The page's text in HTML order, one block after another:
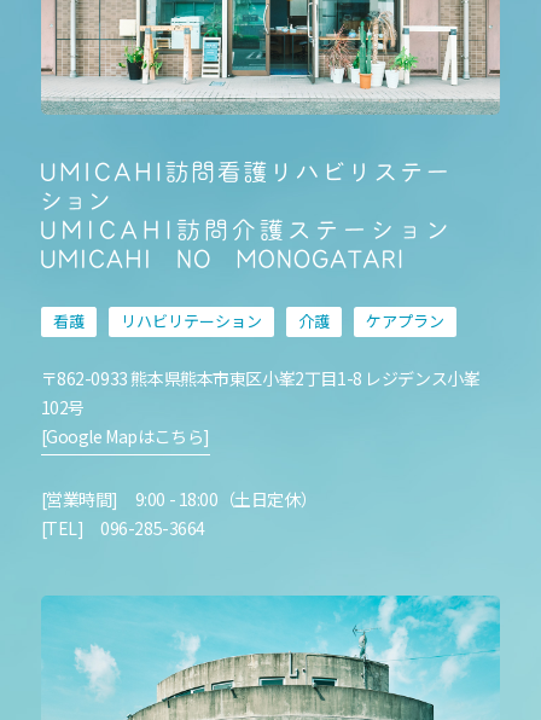
看護 リハビリテーション 介護 ケアプラン
〒862-0933 熊本県熊本市東区小峯2丁目1-8 レジデンス小峯
102号
[Google Mapはこちら]
[営業時間] 9:00 - 18:00（土日定休）
[TEL] 096-285-3664